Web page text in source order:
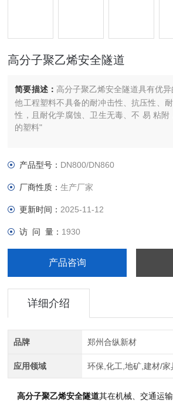
高分子聚乙烯安全隧道
简要描述： 高分子聚乙烯安全隧道具有优
他工程塑料不具备的耐冲击性、抗压性、
性，且耐化学腐蚀、卫生无毒、不 易 粘附
的塑料"
产品型号： DN800/DN860
厂商性质：生产厂家
更新时间： 2025-11-12
访 问 量： 1930
产品咨询
详细介绍
品牌 郑州合纵新材
应用领域 环保,化工,地矿,建材/家
高分子聚乙烯安全隧道其在机械、交通运